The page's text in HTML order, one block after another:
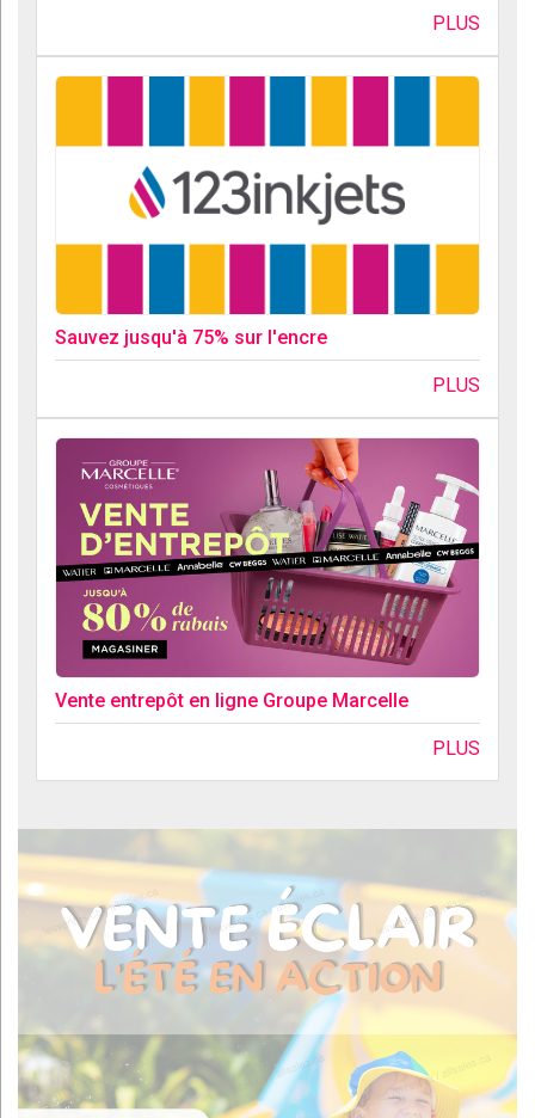
PLUS
Sauvez jusqu'à 75% sur l'encre
PLUS
Vente entrepôt en ligne Groupe Marcelle
PLUS